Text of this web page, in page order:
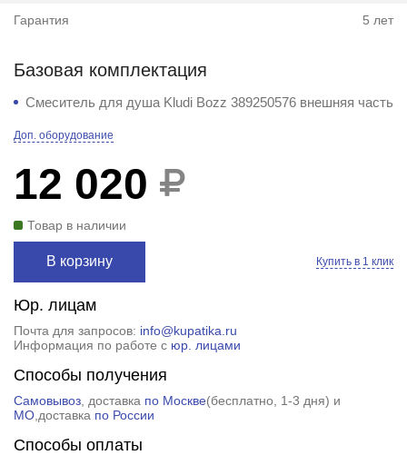
Гарантия 5 лет
Базовая комплектация
Смеситель для душа Kludi Bozz 389250576 внешняя часть
Доп. оборудование
12 020
Товар в наличии
В корзину Купить в 1 клик
Юр. лицам
Почта для запросов: info@kupatika.ru
Информация по работе с юр. лицами
Способы получения
Самовывоз, доставка по Москве(бесплатно, 1-3 дня) и
МО,доставка по России
Способы оплаты